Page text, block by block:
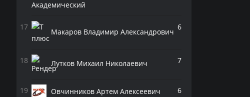
Макаров Владимир Александрович
6
Лутков Михаил Николаевич 7
Овчинников Артем Алексеевич 6